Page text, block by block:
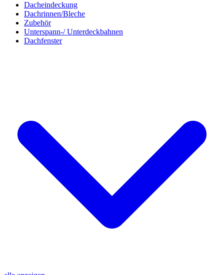
Dacheindeckung
Dachrinnen/Bleche
Zubehör
Unterspann-/ Unterdeckbahnen
Dachfenster